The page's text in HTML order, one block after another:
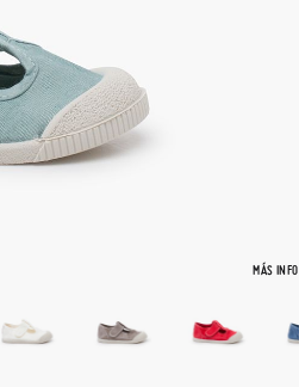
MÁS INFO